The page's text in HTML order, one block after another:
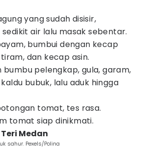
yang sudah disisir,
air lalu masak sebentar.
bumbui dengan kecap
dan kecap asin.
bumbu pelengkap, gula, garam,
bubuk, lalu aduk hingga
tomat, tes rasa.
tomat siap dinikmati.
Medan
sahur. Pexels/Polina